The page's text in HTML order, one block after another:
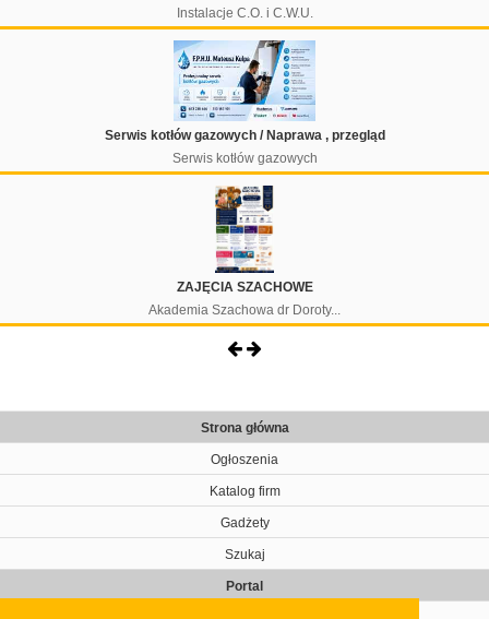
Instalacje C.O. i C.W.U.
Serwis kotłów gazowych / Naprawa , przegląd
Serwis kotłów gazowych
ZAJĘCIA SZACHOWE
Akademia Szachowa dr Doroty...
Strona główna
Ogłoszenia
Katalog firm
Gadżety
Szukaj
Portal